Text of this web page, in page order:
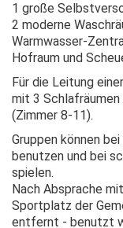
1 große
2 moderne
Warmwasser-
Hofraum und
Für die Leitung
mit 3 Schlafräumen
(Zimmer 8-11).
Gruppen können
benutzen und bei
spielen.
Nach Absprache
Sportplatz der
entfernt - benutzt